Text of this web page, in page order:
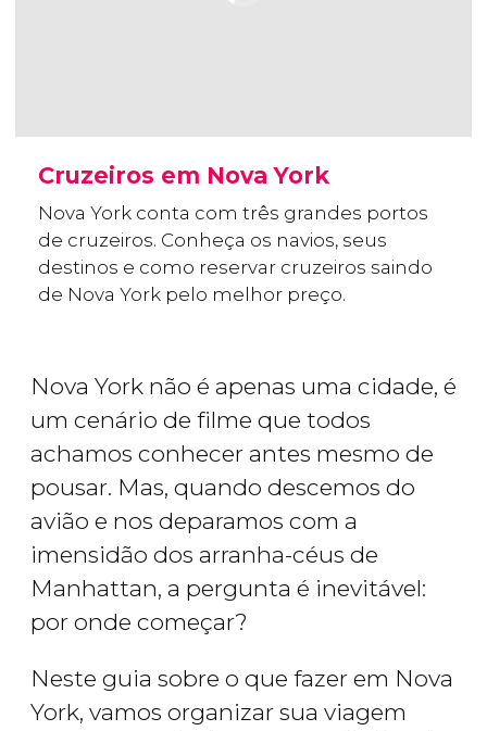
Cruzeiros em Nova York
Nova York conta com três grandes portos
de cruzeiros. Conheça os navios, seus
destinos e como reservar cruzeiros saindo
de Nova York pelo melhor preço.
Nova York não é apenas uma cidade, é
um cenário de filme que todos
achamos conhecer antes mesmo de
pousar. Mas, quando descemos do
avião e nos deparamos com a
imensidão dos arranha-céus de
Manhattan, a pergunta é inevitável:
por onde começar?
Neste guia sobre o que fazer em Nova
York, vamos organizar sua viagem